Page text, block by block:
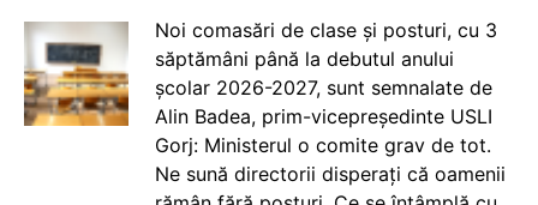
Noi comasări de clase și posturi, cu 3
săptămâni până la debutul anului
școlar 2026-2027, sunt semnalate de
Alin Badea, prim-vicepreședinte USLI
Gorj: Ministerul o comite grav de tot.
Ne sună directorii disperați că oamenii